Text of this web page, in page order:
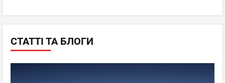
СТАТТІ ТА БЛОГИ